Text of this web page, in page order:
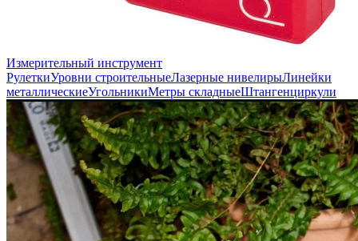
Измерительный инструмент
РулеткиУровни строительныеЛазерные нивелирыЛинейки
металлическиеУгольникиМетры складныеШтангенциркули